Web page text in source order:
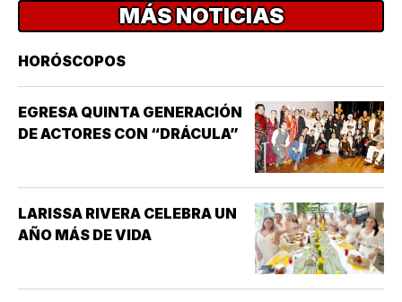
MÁS NOTICIAS
HORÓSCOPOS
EGRESA QUINTA GENERACIÓN
DE ACTORES CON “DRÁCULA”
LARISSA RIVERA CELEBRA UN
AÑO MÁS DE VIDA